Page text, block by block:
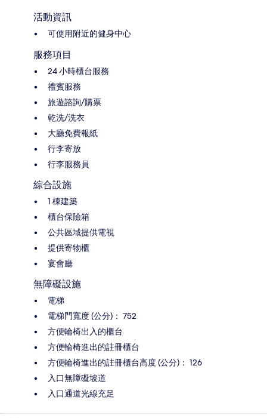
活動資訊
可使用附近的健身中心
服務項目
24 小時櫃台服務
禮賓服務
旅遊諮詢/購票
乾洗/洗衣
大廳免費報紙
行李寄放
行李服務員
綜合設施
1 棟建築
櫃台保險箱
公共區域提供電視
提供寄物櫃
宴會廳
無障礙設施
電梯
電梯門寬度 (公分)： 752
方便輪椅出入的櫃台
方便輪椅進出的註冊櫃台
方便輪椅進出的註冊櫃台高度 (公分)： 126
入口無障礙坡道
入口通道光線充足